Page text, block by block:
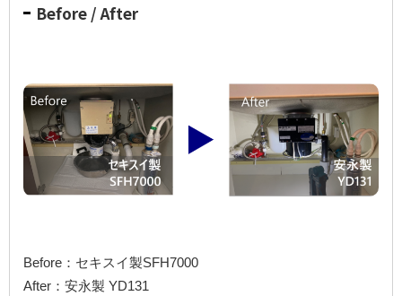
Before / After
Before：セキスイ製SFH7000
After：安永製 YD131